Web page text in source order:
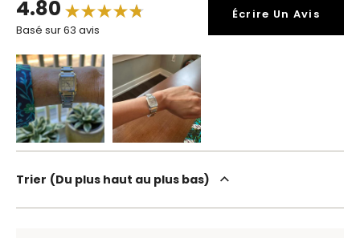
4.80
Basé sur 63 avis
Écrire Un Avis
Trier Du plus haut au plus bas